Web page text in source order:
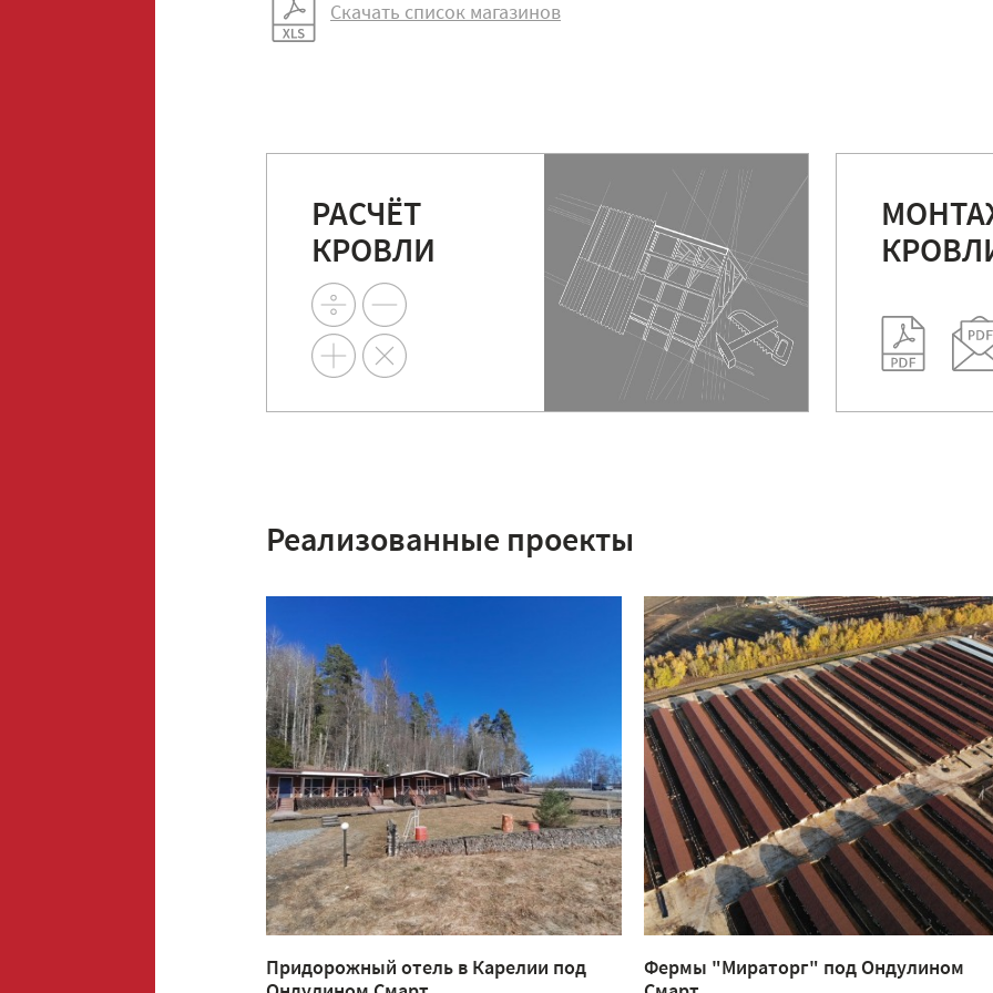
Скачать список магазинов
РАСЧЁТ
КРОВЛИ
Реализованные проекты
Придорожный отель в Карелии под
Фермы "Мираторг" под Ондулином